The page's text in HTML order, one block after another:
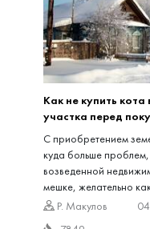
Как не купить кота
участка перед
С приобретением
куда больше
возведенной
мешке, желательно
Р. Макулов